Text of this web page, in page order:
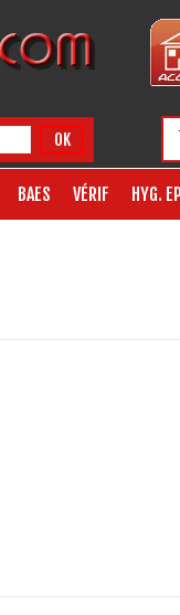
OK
BAES VÉRIF HYG.